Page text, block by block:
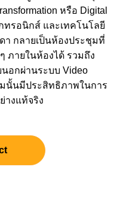
หรือ Digital
ทรอนิกส์ และเทคโนโลยี
กลายเป็นห้องประชุมที่
ภายในห้องได้ รวมถึง
อกผ่านระบบ Video
นั้นมีประสิทธิภาพในการ
างแท้จริง